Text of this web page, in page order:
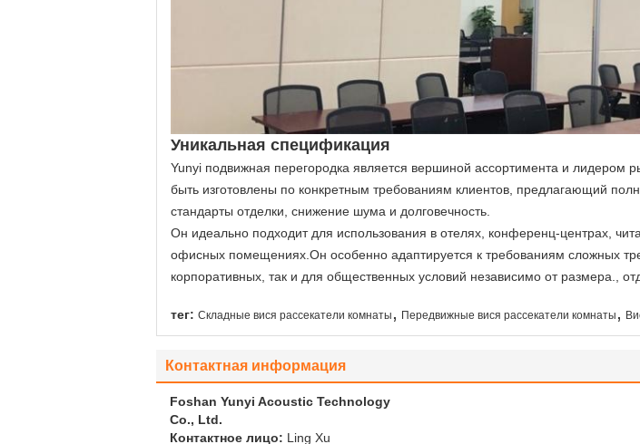
Уникальная спецификация
Yunyi подвижная перегородка является вершиной ассортимента и
быть изготовлены по конкретным требованиям клиентов, предлагающий
стандарты отделки, снижение шума и долговечность.
Он идеально подходит для использования в отелях, конференц-центрах,
офисных помещениях.Он особенно адаптируется к требованиям сложных
корпоративных, так и для общественных условий независимо от размера.,
тег: Складные вися рассекатели комнаты , Передвижные вися рассекатели комнаты ,
Контактная информация
Foshan Yunyi Acoustic Technology
Co., Ltd.
Контактное лицо: Ling Xu